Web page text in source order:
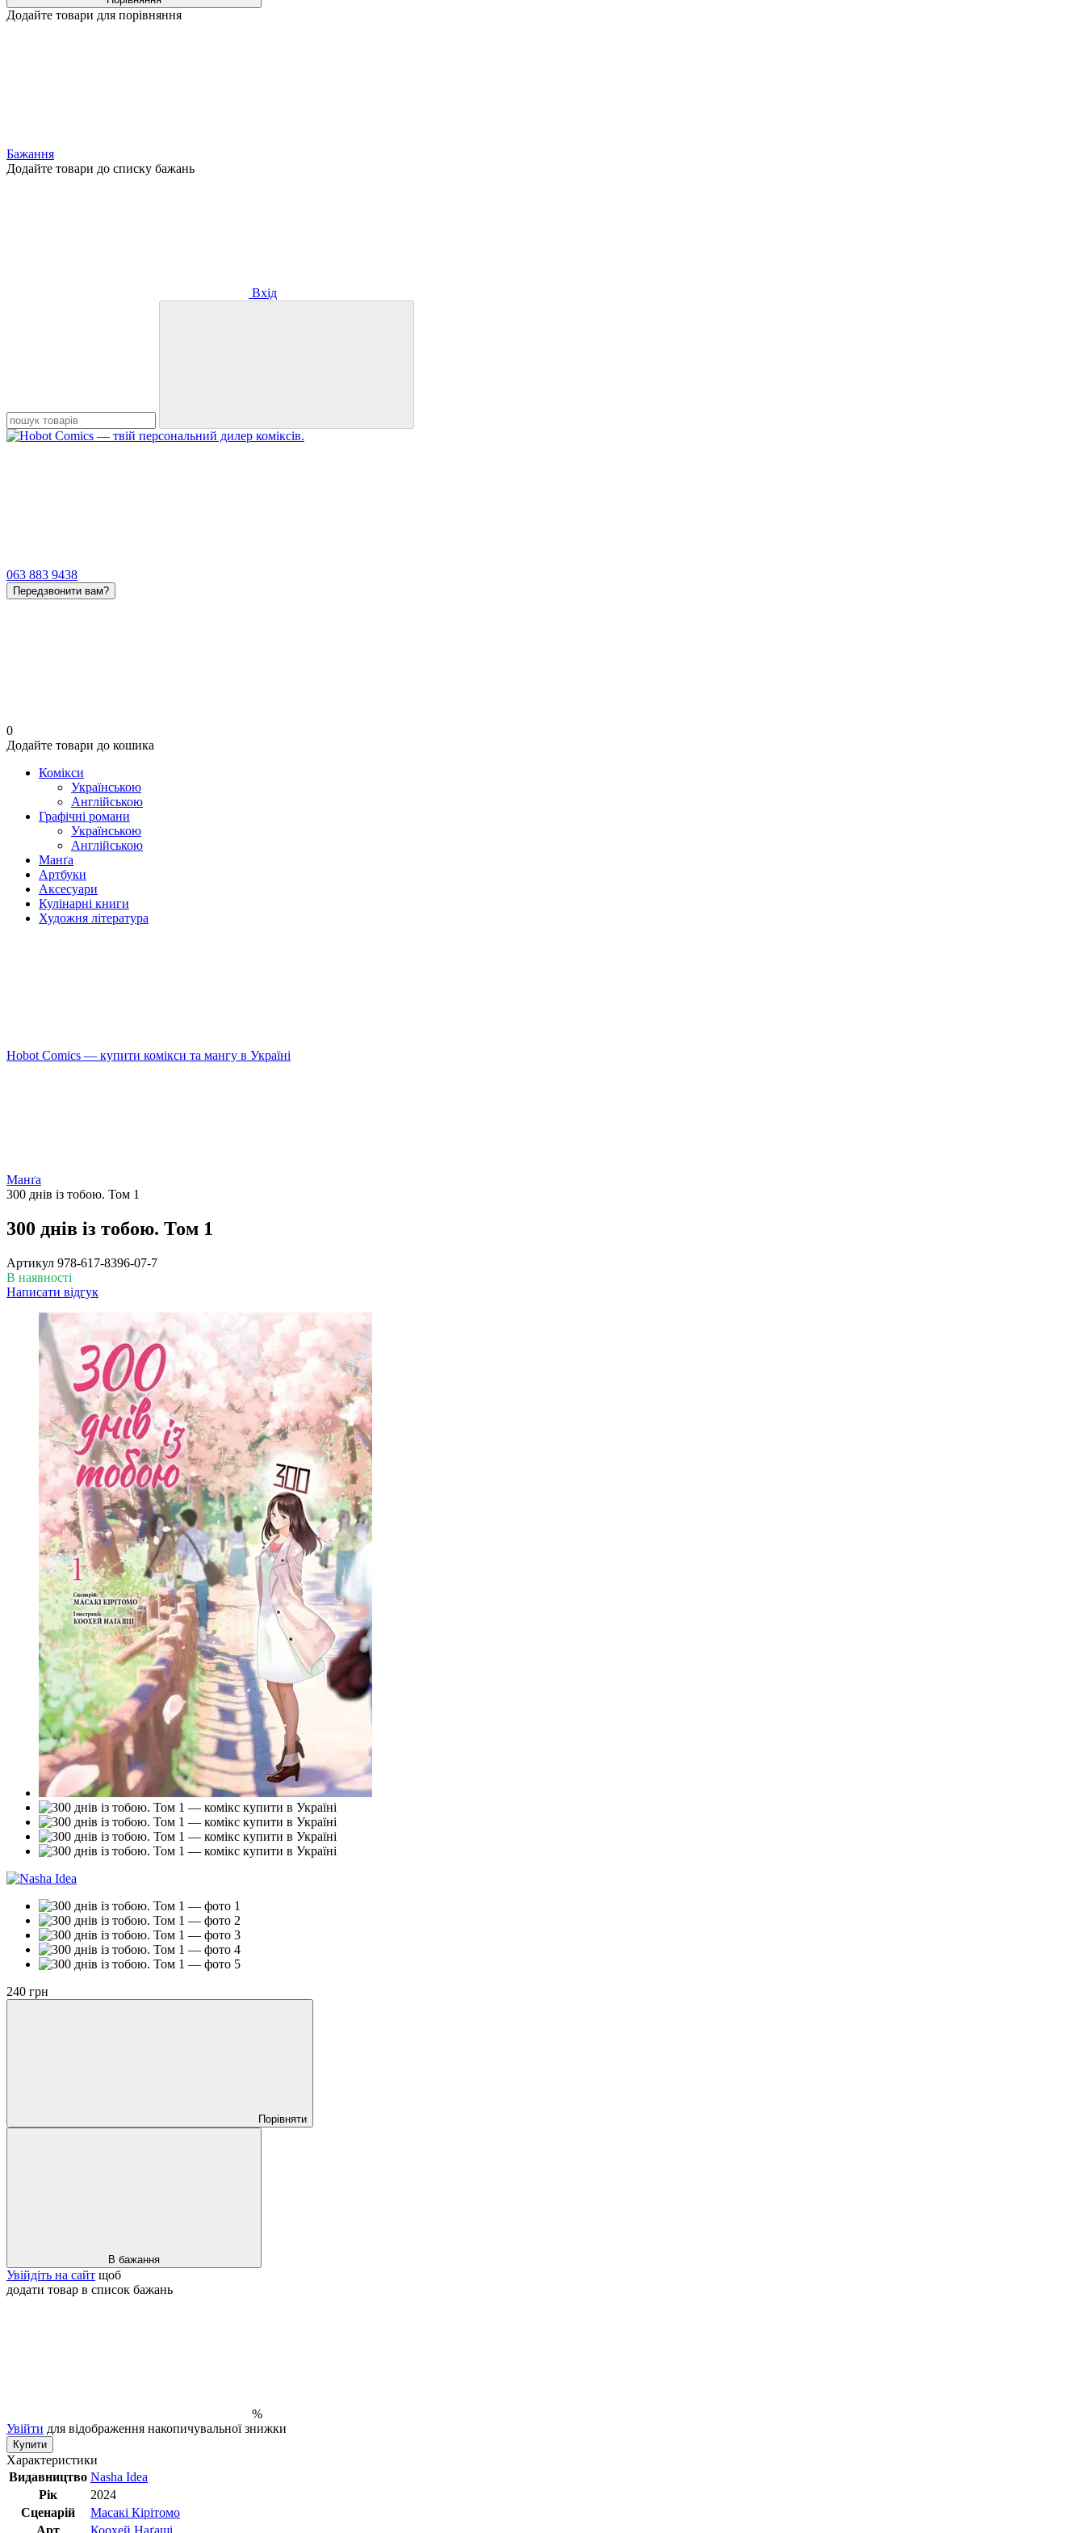
Додайте товари для порівняння
Бажання
Додайте товари до списку бажань
Вхід
063 883 9438
Передзвонити вам?
0
Додайте товари до кошика
Комікси
Українською
Англійською
Графічні романи
Українською
Англійською
Манґа
Артбуки
Аксесуари
Кулінарні книги
Художня література
Hobot Comics — купити комікси та мангу в Україні
Манґа
300 днів із тобою. Том 1
300 днів із тобою. Том 1
Артикул 978-617-8396-07-7
В наявності
Написати відгук
240 грн
Порівняти
В бажання
Увійдіть на сайт щоб
додати товар в список бажань
%
Увійти для відображення накопичувальної знижки
Купити
Характеристики
Видавництво Nasha Idea
Рік
2024
Сценарій
Масакі Кірітомо
Арт
Коохей Наґаші